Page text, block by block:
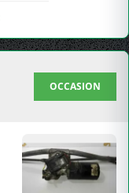
OCCASION